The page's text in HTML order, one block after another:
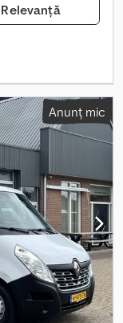
Relevanță
Anunț mic